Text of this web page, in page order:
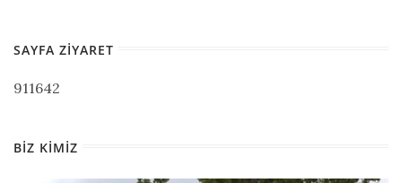
SAYFA ZIYARET
911642
BIZ KIMIZ